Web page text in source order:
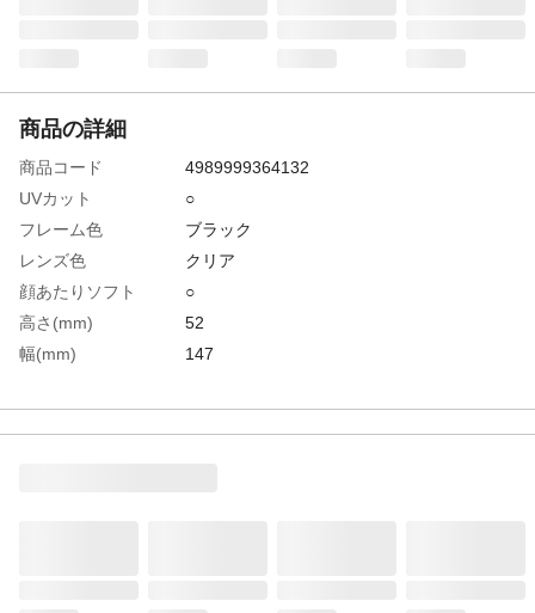
商品の詳細
商品コード
4989999364132
UVカット
○
フレーム色
ブラック
レンズ色
クリア
顔あたりソフト
○
高さ(mm)
52
幅(mm)
147
レンズ厚(mm)
2.1